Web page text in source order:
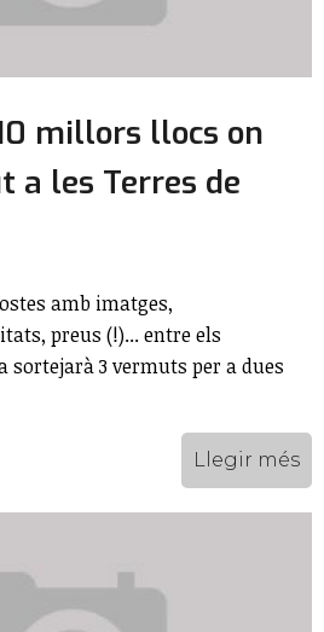
millors llocs on
a les Terres de
amb imatges,
preus (!)... entre els
sortejarà 3 vermuts per a dues
Llegir més